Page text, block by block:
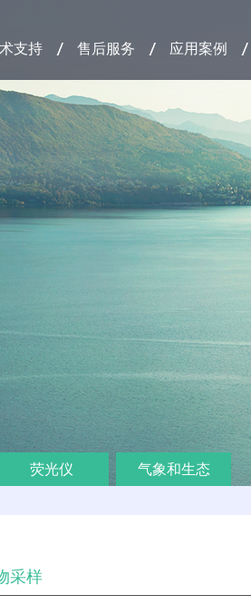
支持 售后服务 应用案例
荧光仪 气象和生态
采样